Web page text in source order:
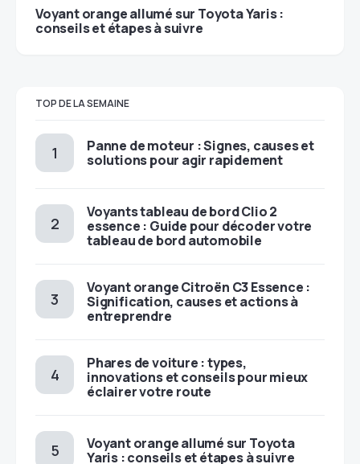
Voyant orange allumé sur Toyota Yaris :
conseils et étapes à suivre
TOP DE LA SEMAINE
Panne de moteur : Signes, causes et
solutions pour agir rapidement
Voyants tableau de bord Clio 2
essence : Guide pour décoder votre
tableau de bord automobile
Voyant orange Citroën C3 Essence :
Signification, causes et actions à
entreprendre
Phares de voiture : types,
innovations et conseils pour mieux
éclairer votre route
Voyant orange allumé sur Toyota
Yaris : conseils et étapes à suivre